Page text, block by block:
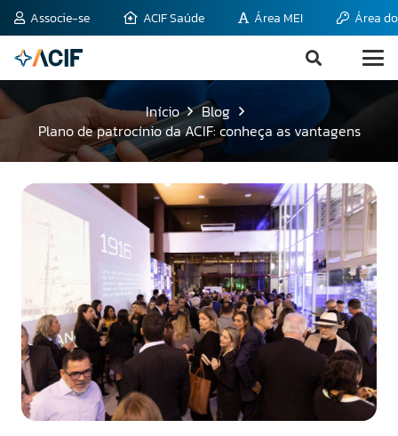
Associe-se ACIF Saúde Área MEI Área
Início
Blog
Plano de patrocínio da ACIF: conheça as vantagens